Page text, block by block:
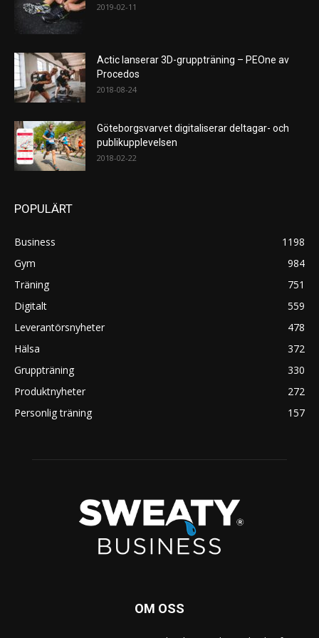
2019-02-11
Actic lanserar 3D-gruppträning – PEOne av
Procedos
2018-08-24
Göteborgsvarvet digitaliserar deltagar- och
publikupplevelsen
2018-02-22
POPULÄRT
Business
1198
Gym
984
Träning
751
Digitalt
559
Leverantörsnyheter
478
Hälsa
372
Gruppträning
330
Produktnyheter
272
Personlig träning
157
OM OSS